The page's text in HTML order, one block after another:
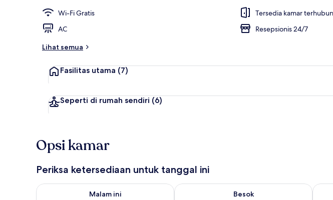
Seprai antialergi, meja kerja, dan ruang kerja
Wi-Fi Gratis
Tersedia kamar
AC
Resepsionis 24/7
Lihat semua
Fasilitas utama (7)
Seperti di rumah sendiri (6)
Opsi kamar
Periksa ketersediaan untuk tanggal ini
Malam ini
Periksa ketersediaan untuk malam ini Agu 6 - Agu 7
Besok
Periksa ketersediaan untuk besok Agu 7 -